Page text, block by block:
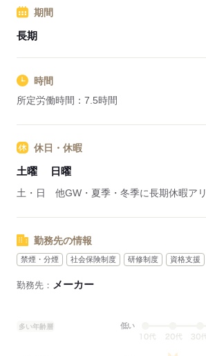
期間
長期
時間
所定労働時間：7.5時間
休日・休暇
土曜 日曜
土・日 他GW・夏季・冬季に長期休暇アリ
勤務先の情報
禁煙・分煙 社会保険制度 研修制度 資格支援
勤務先： メーカー
多い年齢層 低い